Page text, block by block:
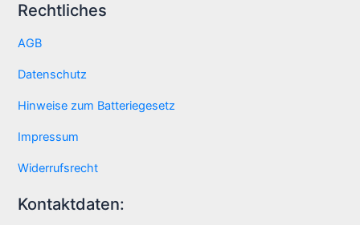
Rechtliches
AGB
Datenschutz
Hinweise zum Batteriegesetz
Impressum
Widerrufsrecht
Kontaktdaten: